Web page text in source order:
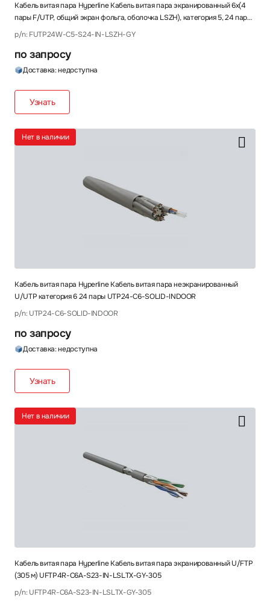
Кабель витая пара Hyperline Кабель витая пара экранированный 6x(4
пары F/UTP, общий экран фольга, оболочка LSZH), категория 5, 24 пары
FUTP24W-C5-S24-IN-LSZH-GY
p/n: FUTP24W-C5-S24-IN-LSZH-GY
по запросу
Доставка: недоступна
Узнать
Кабель витая пара Hyperline Кабель витая пара неэкранированный
U/UTP категория 6 24 пары UTP24-C6-SOLID-INDOOR
p/n: UTP24-C6-SOLID-INDOOR
по запросу
Доставка: недоступна
Узнать
Нет в наличии
Кабель витая пара Hyperline Кабель витая пара экранированный U/FTP
(305 м) UFTP4R-C6A-S23-IN-LSLTX-GY-305
p/n: UFTP4R-C6A-S23-IN-LSLTX-GY-305
Нет в наличии